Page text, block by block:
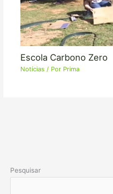
Escola Carbono Zero
Notícias / Por Prima
Pesquisar